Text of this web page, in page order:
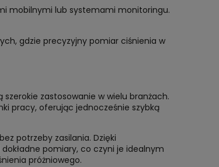
mobilnymi lub systemami monitoringu.
gdzie precyzyjny pomiar ciśnienia w
zastosowanie w wielu branżach.
pracy, oferując jednocześnie szybką
potrzeby zasilania. Dzięki
pomiary, co czyni je idealnym
próżniowego.